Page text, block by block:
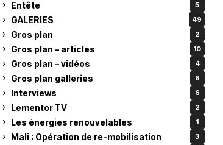
Entête 5
GALERIES 49
Gros plan 2
Gros plan – articles 10
Gros plan – vidéos 4
Gros plan galleries 8
Interviews 6
Lementor TV 2
Les énergies renouvelables 1
Mali : Opération de re-mobilisation 3